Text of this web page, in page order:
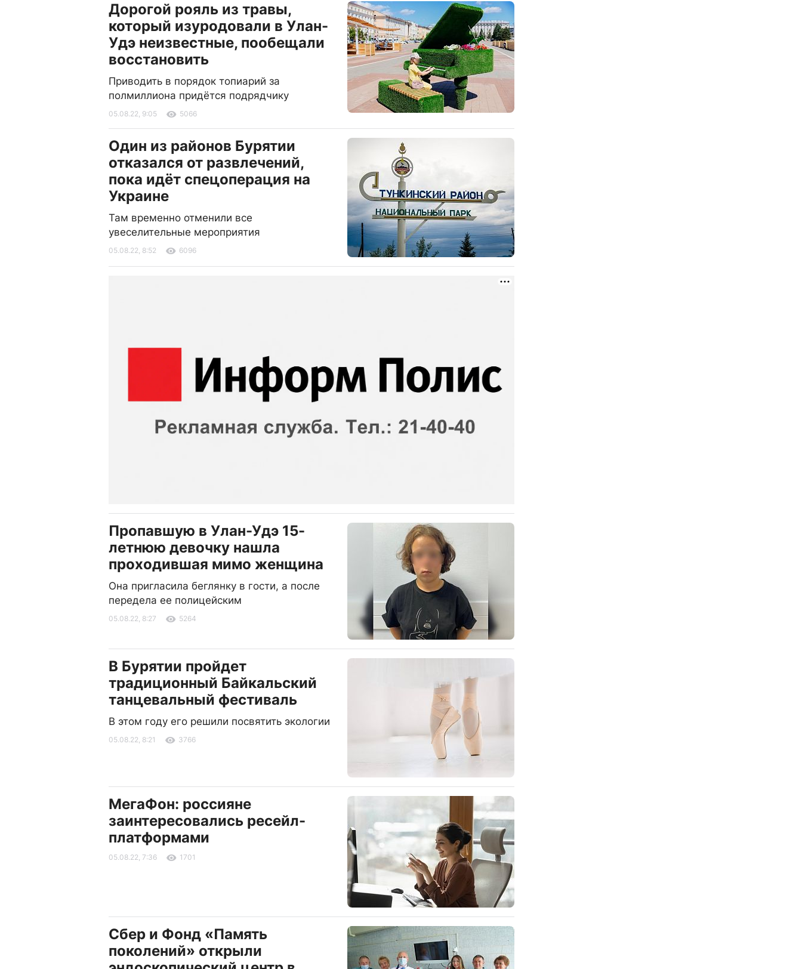
Дорогой рояль из травы,
который изуродовали в Улан-
Удэ неизвестные, пообещали
восстановить
Приводить в порядок топиарий за
полмиллиона придётся подрядчику
05.08.22, 9:05 5066
Один из районов Бурятии
отказался от развлечений,
пока идёт спецоперация на
Украине
Там временно отменили все
увеселительные мероприятия
05.08.22, 8:52 6096
Пропавшую в Улан-Удэ 15-
летнюю девочку нашла
проходившая мимо женщина
Она пригласила беглянку в гости, а после
передела ее полицейским
05.08.22, 8:27 5264
В Бурятии пройдет
традиционный Байкальский
танцевальный фестиваль
В этом году его решили посвятить экологии
05.08.22, 8:21 3766
МегаФон: россияне
заинтересовались ресейл-
платформами
05.08.22, 7:36 1701
Сбер и Фонд «Память
поколений» открыли